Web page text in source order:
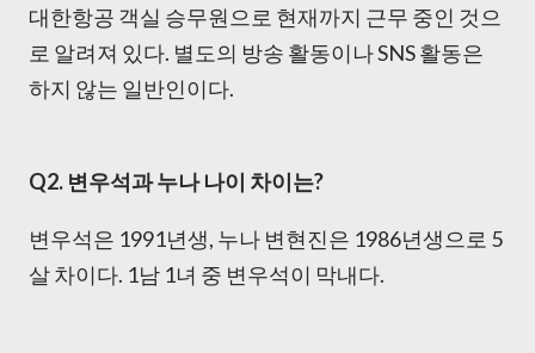
대한항공 객실 승무원으로 현재까지 근무 중인 것으
로 알려져 있다. 별도의 방송 활동이나 SNS 활동은
하지 않는 일반인이다.
Q2. 변우석과 누나 나이 차이는?
변우석은 1991년생, 누나 변현진은 1986년생으로 5
살 차이다. 1남 1녀 중 변우석이 막내다.